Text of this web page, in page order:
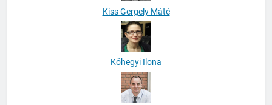
Kiss Gergely Máté
Kőhegyi Ilona